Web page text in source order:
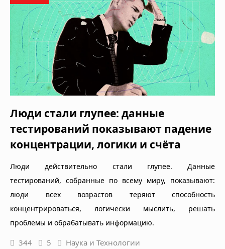
Люди стали глупее: данные
тестирований показывают падение
концентрации, логики и счёта
Люди действительно стали глупее. Данные
тестирований, собранные по всему миру, показывают:
люди всех возрастов теряют способность
концентрироваться, логически мыслить, решать
проблемы и обрабатывать информацию.
344 5 Наука и Технологии